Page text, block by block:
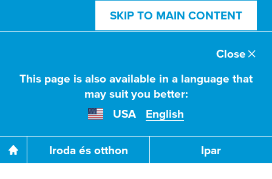
SKIP TO MAIN CONTENT
This page is also available in a language that
may suit you better:
USA
English
Close
Iroda és otthon Ipar